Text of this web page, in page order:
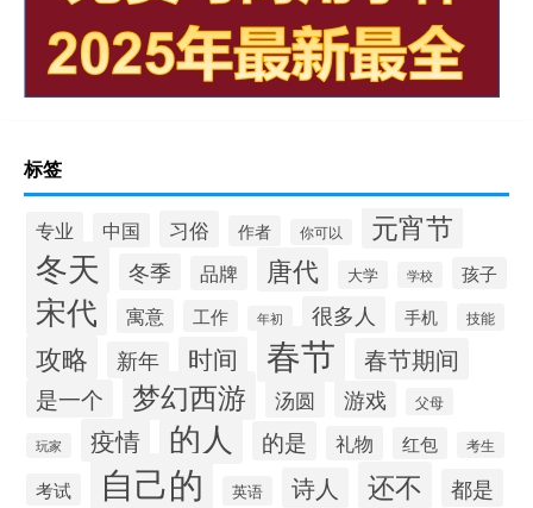
标签
专业 中国 习俗 作者 你可以 元宵节
冬天 冬季 品牌 唐代 大学 学校 孩子
宋代 寓意 工作 年初 很多人 手机 技能
攻略 新年 时间 春节 春节期间
是一个 梦幻西游 汤圆 游戏 父母
玩家 疫情 的人 的是 礼物 红包 考生
考试 自己的 英语 诗人 还不 都是